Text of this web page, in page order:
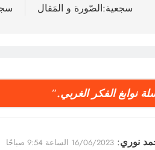
سجعية:الصّورة و المَقال
نوابغ الفكر الغربي.”
نوري: 16/06/2023 الساعة 9:54 صباحًا